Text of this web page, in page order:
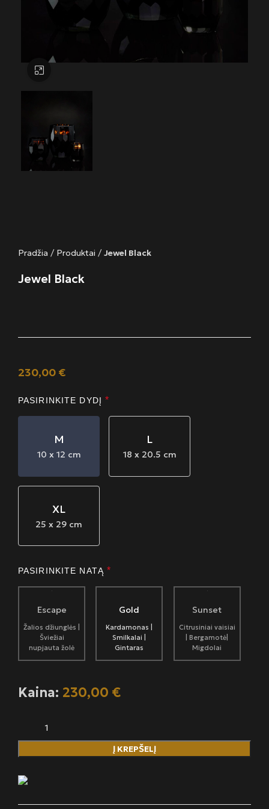
Pradžia / Produktai / Jewel Black
Jewel Black
230,00 €
PASIRINKITE DYDĮ *
M
10 x 12 cm
L
18 x 20.5 cm
XL
25 x 29 cm
PASIRINKITE NATĄ *
Escape
Žalios džiunglės |
Šviežiai
nupjauta žolė
Gold
Kardamonas |
Smilkalai |
Gintaras
Sunset
Citrusiniai vaisiai
| Bergamotė|
Migdolai
Kaina: 230,00 €
Į KREPŠELĮ